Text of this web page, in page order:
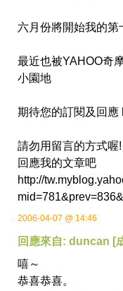
六月份將開始我的第
最近也被YAHOO奇
小園地
期待您的訂閱及回應
請勿用留言的方式喔!
回應我的文章吧
http://
2006-04-07 @ 14:46
回應來自: duncan [
嘻～
恭喜恭喜。